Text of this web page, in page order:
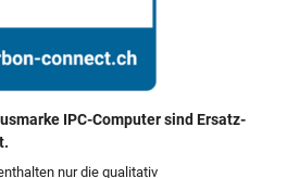
IPC-Computer sind Ersatz-
nur die qualitativ